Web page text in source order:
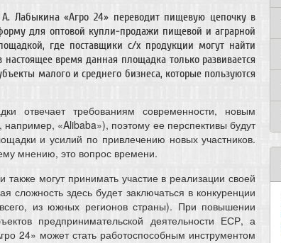
Лабыкина «Агро 24» переводит пищевую цепочку в
для оптовой купли-продажи пищевой и аграрной
где поставщики с/х продукции могут найти
настоящее время данная площадка только развивается
малого и среднего бизнеса, которые пользуются
отвечает требованиям современности, новым
«Alibaba»), поэтому ее перспективы будут
и усилий по привлечению новых участников.
мнению, это вопрос времени.
могут принимать участие в реализации своей
здесь будет заключаться в конкуренции
из южных регионов страны). При повышении
предпринимательской деятельности ЕСР, а
24» может стать работоспособным инструментом